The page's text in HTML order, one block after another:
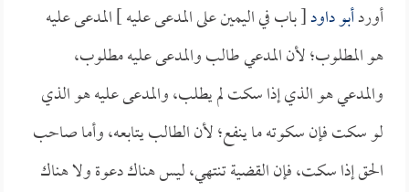
أوردأبو داود[ باب في اليمين على المدعى عليه ] المدعى عليه
هو المطلوب؛ لأن المدعي طالب والمدعى عليه مطلوب،
والمدعي هو الذي إذا سكت لم يطلب، والمدعى عليه هو الذي
لو سكت فإن سكوته ما ينفع؛ لأن الطالب يتابعه، وأما صاحب
الحق إذا سكت، فإن القضية تنتهي، ليس هناك دعوة ولا هناك